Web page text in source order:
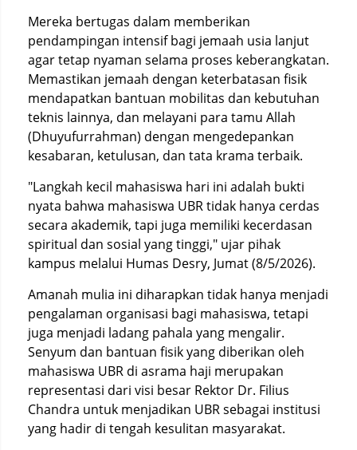
Mereka bertugas dalam memberikan
pendampingan intensif bagi jemaah usia lanjut
agar tetap nyaman selama proses keberangkatan.
Memastikan jemaah dengan keterbatasan fisik
mendapatkan bantuan mobilitas dan kebutuhan
teknis lainnya, dan melayani para tamu Allah
(Dhuyufurrahman) dengan mengedepankan
kesabaran, ketulusan, dan tata krama terbaik.
"Langkah kecil mahasiswa hari ini adalah bukti
nyata bahwa mahasiswa UBR tidak hanya cerdas
secara akademik, tapi juga memiliki kecerdasan
spiritual dan sosial yang tinggi," ujar pihak
kampus melalui Humas Desry, Jumat (8/5/2026).
Amanah mulia ini diharapkan tidak hanya menjadi
pengalaman organisasi bagi mahasiswa, tetapi
juga menjadi ladang pahala yang mengalir.
Senyum dan bantuan fisik yang diberikan oleh
mahasiswa UBR di asrama haji merupakan
representasi dari visi besar Rektor Dr. Filius
Chandra untuk menjadikan UBR sebagai institusi
yang hadir di tengah kesulitan masyarakat.